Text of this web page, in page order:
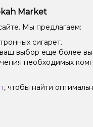
Market
Мы предлагаем:
сигарет.
выбор еще более
необходимых
, чтобы найти